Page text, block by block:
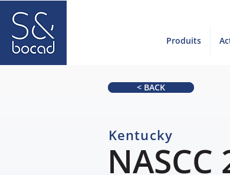
Produits
< BACK
Kentucky
NASCC